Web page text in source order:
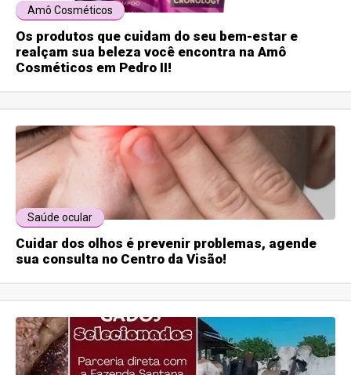
Amô Cosméticos
Os produtos que cuidam do seu bem-estar e
realçam sua beleza você encontra na Amô
Cosméticos em Pedro II!
Saúde ocular
Cuidar dos olhos é prevenir problemas, agende
sua consulta no Centro da Visão!